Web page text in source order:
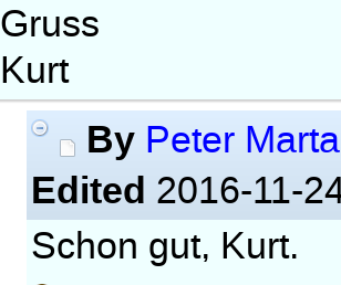
Gruss
Kurt
By Peter
Edited 2016-11-
Schon gut, Kurt.